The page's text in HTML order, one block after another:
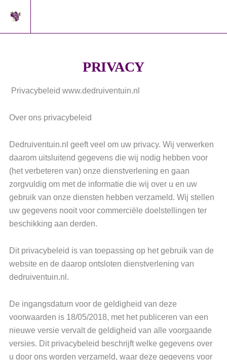
PRIVACY
Privacybeleid www.dedruiventuin.nl
Over ons privacybeleid
Dedruiventuin.nl geeft veel om uw privacy. Wij verwerken
daarom uitsluitend gegevens die wij nodig hebben voor
(het verbeteren van) onze dienstverlening en gaan
zorgvuldig om met de informatie die wij over u en uw
gebruik van onze diensten hebben verzameld. Wij stellen
uw gegevens nooit voor commerciële doelstellingen ter
beschikking aan derden.
Dit privacybeleid is van toepassing op het gebruik van de
website en de daarop ontsloten dienstverlening van
dedruiventuin.nl.
De ingangsdatum voor de geldigheid van deze
voorwaarden is 18/05/2018, met het publiceren van een
nieuwe versie vervalt de geldigheid van alle voorgaande
versies. Dit privacybeleid beschrijft welke gegevens over
u door ons worden verzameld, waar deze gegevens voor